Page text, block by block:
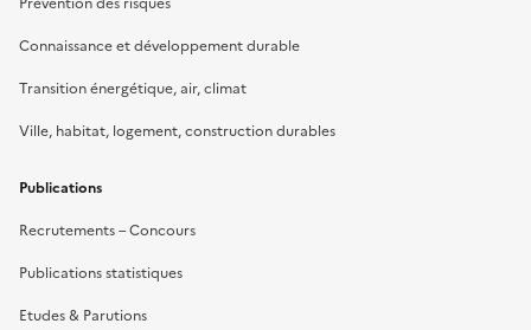
Connaissance et développement durable
Transition énergétique, air, climat
Ville, habitat, logement, construction durables
Publications
Recrutements – Concours
Publications statistiques
Etudes & Parutions